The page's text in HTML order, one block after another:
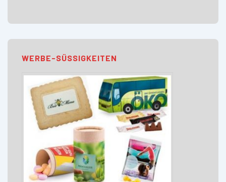
WERBE-SÜSSIGKEITEN